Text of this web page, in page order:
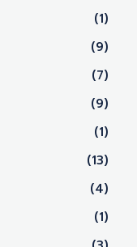
(1)
(9)
(7)
(9)
(1)
(13)
(4)
(1)